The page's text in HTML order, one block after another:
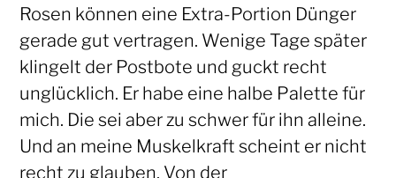
Rosen können eine Extra-Portion Dünger
gerade gut vertragen. Wenige Tage später
klingelt der Postbote und guckt recht
unglücklich. Er habe eine halbe Palette für
mich. Die sei aber zu schwer für ihn alleine.
Und an meine Muskelkraft scheint er nicht
recht zu glauben. Von der